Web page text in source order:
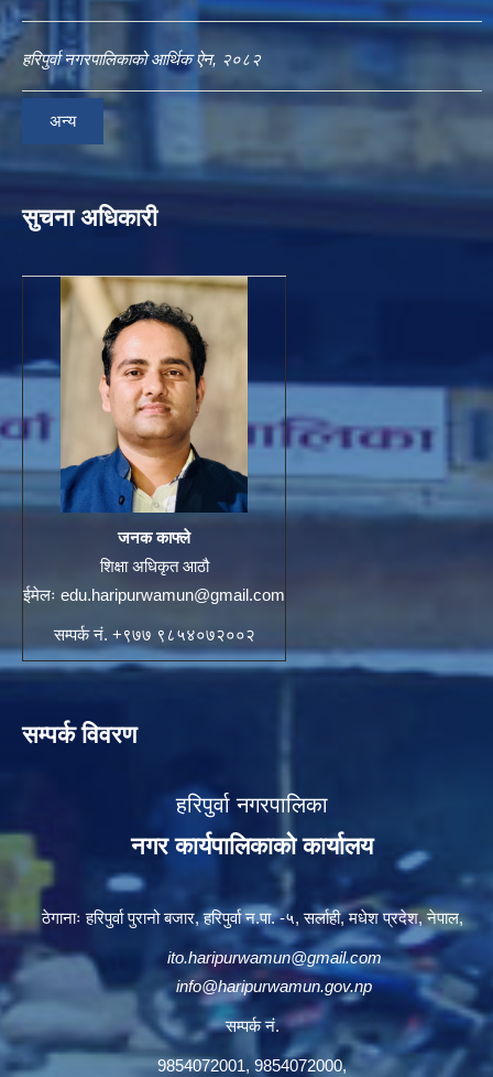
हरिपुर्वा नगरपालिकाको आर्थिक ऐन, २०८२
अन्य
सुचना अधिकारी
जनक काफ्ले
शिक्षा अधिकृत आठौ
ईमेलः edu.haripurwamun@gmail.com
सम्पर्क नं. +९७७ ९८५४०७२००२
सम्पर्क विवरण
हरिपुर्वा नगरपालिका
नगर कार्यपालिकाको कार्यालय
ठेगानाः हरिपुर्वा पुरानो बजार, हरिपुर्वा न.पा. -५, सर्लाही, मधेश प्रदेश, नेपाल,
ito.haripurwamun@gmail.com
info@haripurwamun.gov.np
सम्पर्क नं.
9854072001, 9854072000,